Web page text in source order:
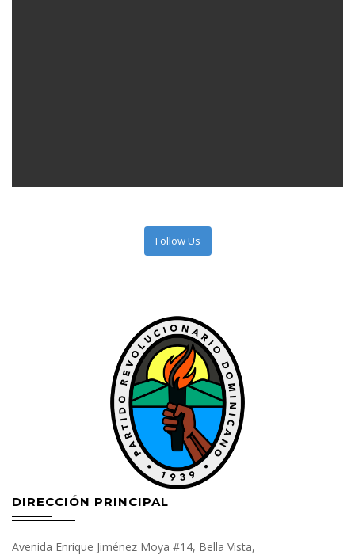
Follow Us
DIRECCIÓN PRINCIPAL
Avenida Enrique Jiménez Moya #14, Bella Vista,